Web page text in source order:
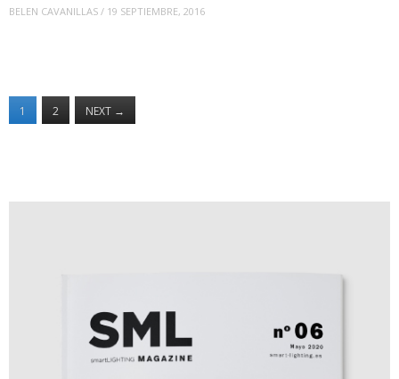
BELEN CAVANILLAS / 19 SEPTIEMBRE, 2016
1 2 NEXT →